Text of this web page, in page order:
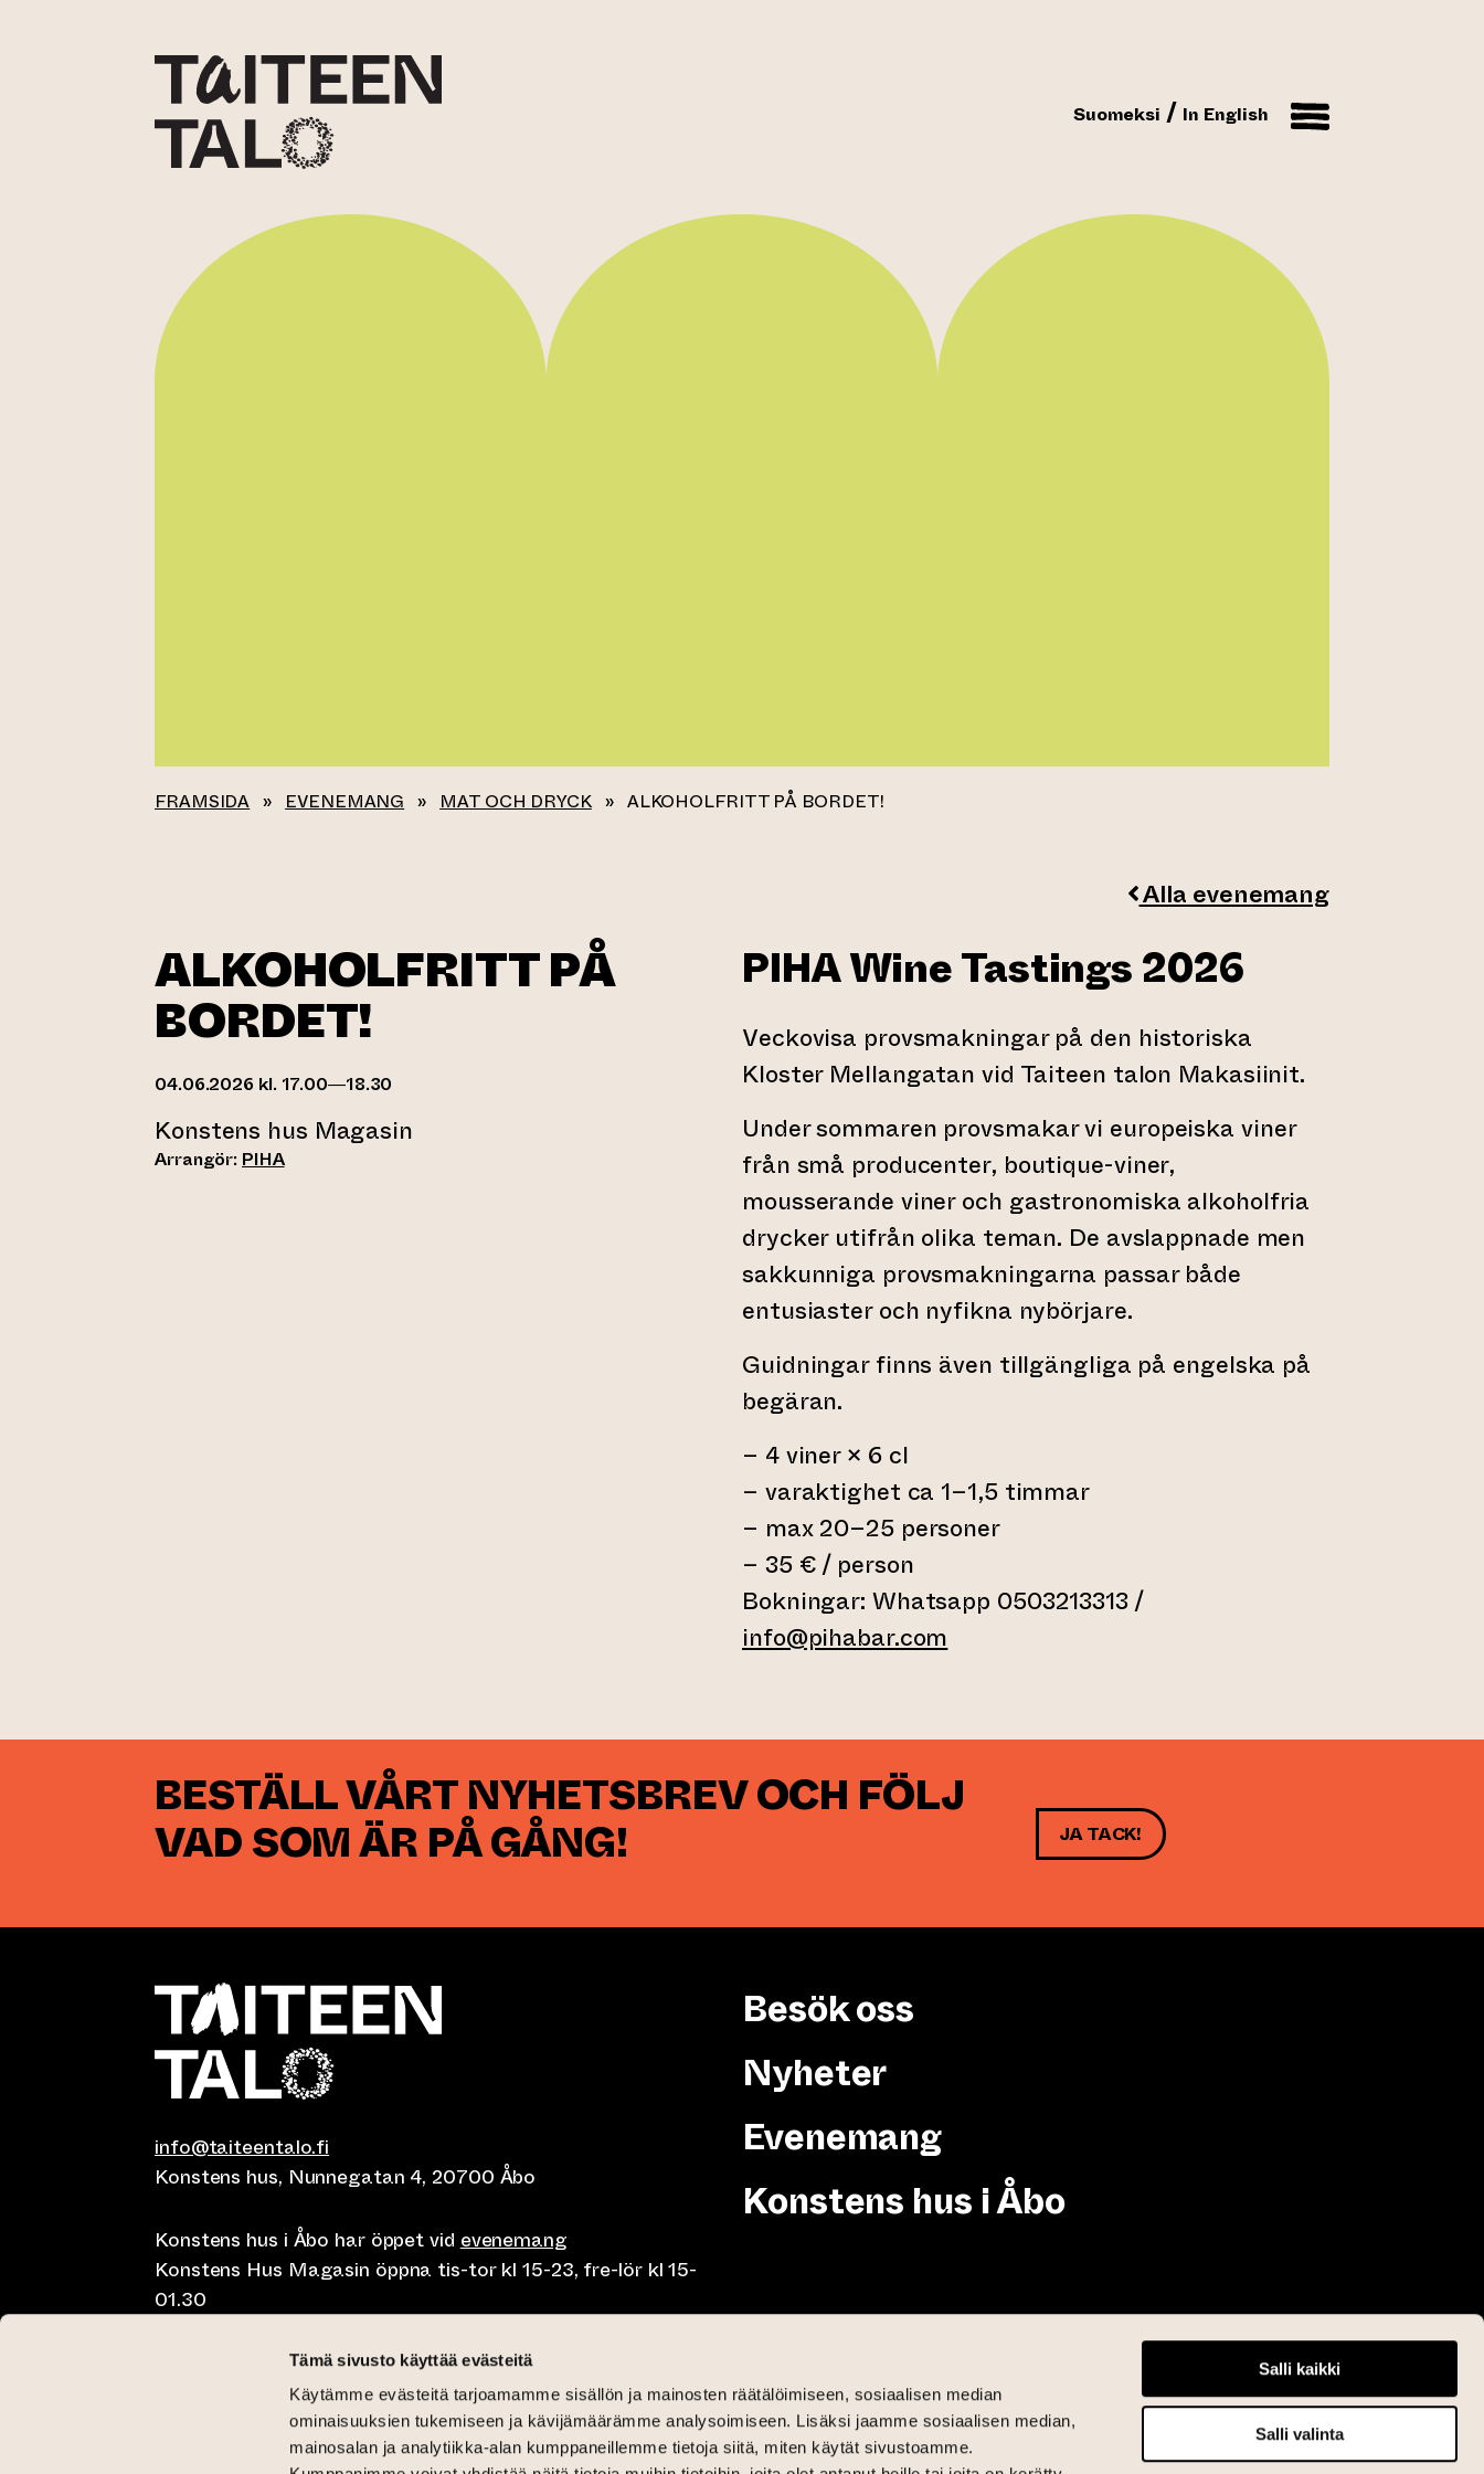
Tämä sivusto käyttää evästeitä
Käytämme evästeitä tarjoamamme sisällön ja mainosten räätälöimiseen, sosiaalisen median
ominaisuuksien tukemiseen ja kävijämäärämme analysoimiseen. Lisäksi jaamme sosiaalisen median,
mainosalan ja analytiikka-alan kumppaneillemme tietoja siitä, miten käytät sivustoamme.
Salli kaikki
Salli valinta
Suomeksi In English
FRAMSIDA » EVENEMANG » MAT OCH DRYCK » ALKOHOLFRITT PÅ BORDET!
Alla evenemang
ALKOHOLFRITT PÅ
BORDET!
04.06.2026 kl. 17.00—18.30
Konstens hus Magasin
Arrangör: PIHA
PIHA Wine Tastings 2026
Veckovisa provsmakningar på den historiska
Kloster Mellangatan vid Taiteen talon Makasiinit.
Under sommaren provsmakar vi europeiska viner
från små producenter, boutique-viner,
mousserande viner och gastronomiska alkoholfria
drycker utifrån olika teman. De avslappnade men
sakkunniga provsmakningarna passar både
entusiaster och nyfikna nybörjare.
Guidningar finns även tillgängliga på engelska på
begäran.
– 4 viner × 6 cl
– varaktighet ca 1–1,5 timmar
– max 20–25 personer
– 35 € / person
Bokningar: Whatsapp 0503213313 /
info@pihabar.com
BESTÄLL VÅRT NYHETSBREV OCH FÖLJ
VAD SOM ÄR PÅ GÅNG!
JA TACK!
info@taiteentalo.fi
Konstens hus, Nunnegatan 4, 20700 Åbo
Konstens hus i Åbo har öppet vid evenemang
Konstens Hus Magasin öppna tis-tor kl 15-23, fre-lör kl 15-
01.30
Café Elephanten sön-mån 10-20, tis-tor klo 10-23, fre-lör klo
Restaurangen Pegasus Taiteen talo mån-fre lunch 10.30-15,
lunch på lördag kl 11-15 och brunch på söndag 11-15
Besök oss
Nyheter
Evenemang
Konstens hus i Åbo